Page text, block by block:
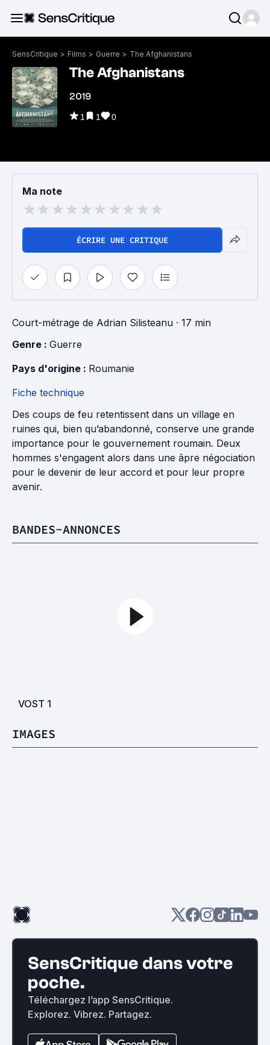
SensCritique > Films > Guerre > The Afghanistans
The Afghanistans
2019
1 1 0
Ma note
ÉCRIRE UNE CRITIQUE
Court-métrage de Adrian Silisteanu · 17 min
Genre : Guerre
Pays d'origine : Roumanie
Fiche technique
Des coups de feu retentissent dans un village en
ruines qui, bien qu’abandonné, conserve une grande
importance pour le gouvernement roumain. Deux
hommes s'engagent alors dans une âpre négociation
pour le devenir de leur accord et pour leur propre
avenir.
BANDES-ANNONCES
VOST 1
IMAGES
SensCritique dans votre
poche.
Téléchargez l’app SensCritique.
Explorez. Vibrez. Partagez.